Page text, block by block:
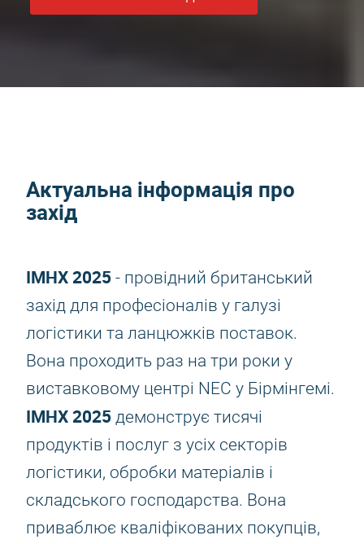
Актуальна інформація про
захід
IMHX 2025 - провідний британський
захід для професіоналів у галузі
логістики та ланцюжків поставок.
Вона проходить раз на три роки у
виставковому центрі NEC у Бірмінгемі.
IMHX 2025 демонструє тисячі
продуктів і послуг з усіх секторів
логістики, обробки матеріалів і
складського господарства. Вона
приваблює кваліфікованих покупців,